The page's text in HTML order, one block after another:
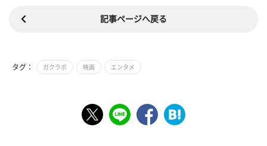
記事ページへ戻る
タグ： ガクラボ 映画 エンタメ